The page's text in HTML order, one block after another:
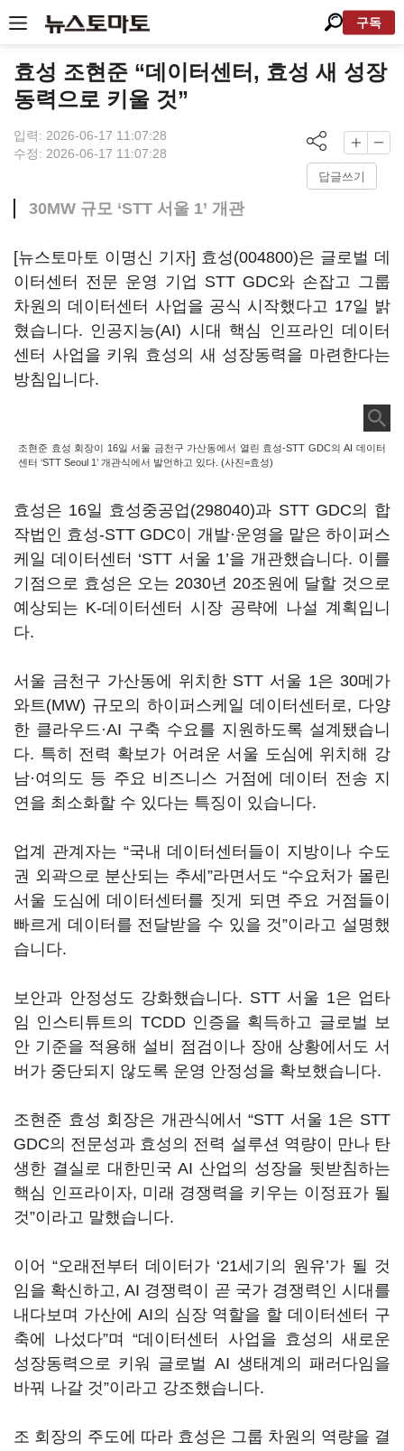
구독
효성 조현준 “데이터센터, 효성 새 성장
동력으로 키울 것”
입력: 2026-06-17 11:07:28
수정: 2026-06-17 11:07:28
답글쓰기
30MW 규모 ‘STT 서울 1’ 개관
[뉴스토마토 이명신 기자] 효성(004800)은 글로벌 데
이터센터 전문 운영 기업 STT GDC와 손잡고 그룹
차원의 데이터센터 사업을 공식 시작했다고 17일 밝
혔습니다. 인공지능(AI) 시대 핵심 인프라인 데이터
센터 사업을 키워 효성의 새 성장동력을 마련한다는
방침입니다.
조현준 효성 회장이 16일 서울 금천구 가산동에서 열린 효성-STT GDC의 AI 데이터
센터 ‘STT Seoul 1’ 개관식에서 발언하고 있다. (사진=효성)
효성은 16일 효성중공업(298040)과 STT GDC의 합
작법인 효성-STT GDC이 개발·운영을 맡은 하이퍼스
케일 데이터센터 ‘STT 서울 1’을 개관했습니다. 이를
기점으로 효성은 오는 2030년 20조원에 달할 것으로
예상되는 K-데이터센터 시장 공략에 나설 계획입니
다.
서울 금천구 가산동에 위치한 STT 서울 1은 30메가
와트(MW) 규모의 하이퍼스케일 데이터센터로, 다양
한 클라우드·AI 구축 수요를 지원하도록 설계됐습니
다. 특히 전력 확보가 어려운 서울 도심에 위치해 강
남·여의도 등 주요 비즈니스 거점에 데이터 전송 지
연을 최소화할 수 있다는 특징이 있습니다.
업계 관계자는 “국내 데이터센터들이 지방이나 수도
권 외곽으로 분산되는 추세”라면서도 “수요처가 몰린
서울 도심에 데이터센터를 짓게 되면 주요 거점들이
빠르게 데이터를 전달받을 수 있을 것”이라고 설명했
습니다.
보안과 안정성도 강화했습니다. STT 서울 1은 업타
임 인스티튜트의 TCDD 인증을 획득하고 글로벌 보
안 기준을 적용해 설비 점검이나 장애 상황에서도 서
버가 중단되지 않도록 운영 안정성을 확보했습니다.
조현준 효성 회장은 개관식에서 “STT 서울 1은 STT
GDC의 전문성과 효성의 전력 설루션 역량이 만나 탄
생한 결실로 대한민국 AI 산업의 성장을 뒷받침하는
핵심 인프라이자, 미래 경쟁력을 키우는 이정표가 될
것”이라고 말했습니다.
이어 “오래전부터 데이터가 ‘21세기의 원유’가 될 것
임을 확신하고, AI 경쟁력이 곧 국가 경쟁력인 시대를
내다보며 가산에 AI의 심장 역할을 할 데이터센터 구
축에 나섰다”며 “데이터센터 사업을 효성의 새로운
성장동력으로 키워 글로벌 AI 생태계의 패러다임을
바꿔 나갈 것”이라고 강조했습니다.
조 회장의 주도에 따라 효성은 그룹 차원의 역량을 결